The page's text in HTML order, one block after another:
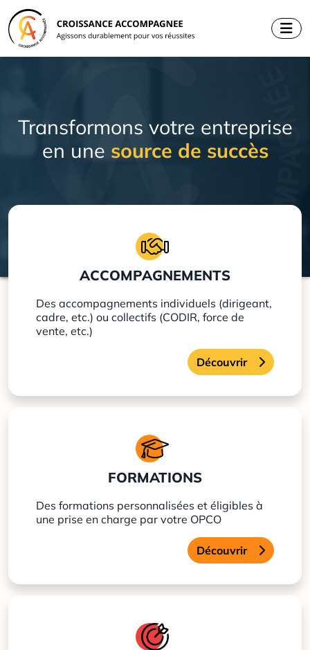
Aller
au
contenu
Transformons votre entreprise
en une source de succès
ACCOMPAGNEMENTS
Des accompagnements individuels (dirigeant,
cadre, etc.) ou collectifs (CODIR, force de
vente, etc.)
Découvrir
FORMATIONS
Des formations personnalisées et éligibles à
une prise en charge par votre OPCO
Découvrir